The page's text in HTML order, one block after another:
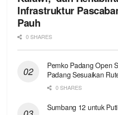
Infrastruktur
Pauh
0 SHARES
Pemko Padang Open
Padang Sesuaikan
0 SHARES
Sumbang 12 untuk